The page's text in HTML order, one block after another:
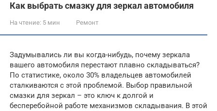
Как выбрать смазку для зеркал автомобиля
На чтение: 5 мин Ремонт
Задумывались ли вы когда-нибудь, почему зеркала
вашего автомобиля перестают плавно складываться?
По статистике, около 30% владельцев автомобилей
сталкиваются с этой проблемой. Выбор правильной
смазки для зеркал – это ключ к долгой и
бесперебойной работе механизмов складывания. В этой